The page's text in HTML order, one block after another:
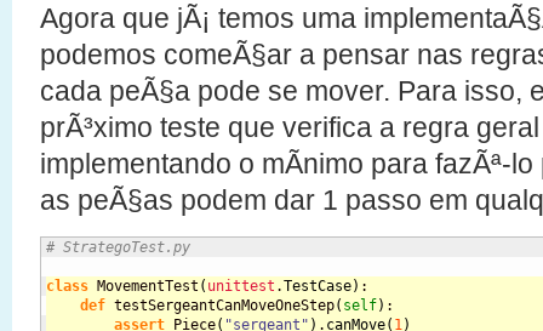
Agora que jÃ¡ temos uma
podemos comeÃ§ar a pensar nas
cada peÃ§a pode se mover. Para isso,
prÃ³ximo teste que verifica a regra
implementando o mÃ­nimo para fazÃª-
as peÃ§as podem dar 1 passo em
# StrategoTest.py
class MovementTest ( unittest .TestCase) :
def testSergeantCanMoveOneStep( self) :
assert Piece( "sergeant" ) . canMove( 1)